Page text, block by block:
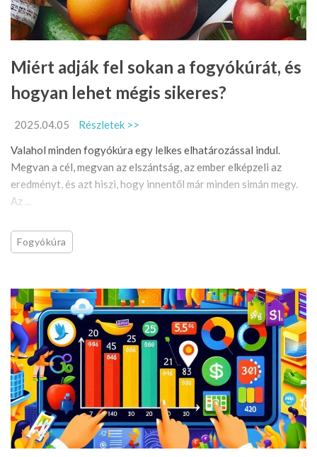
Miért adják fel sokan a fogyókúrát, és
hogyan lehet mégis sikeres?
2025.04.05
Részletek >>
Valahol minden fogyókúra egy lelkes elhatározással indul.
Megvan a cél, megvan az elszántság, az ember elképzeli az
eredményt, és azt hiszi, hogy innentől már minden simán megy.
Az ...
Fogyókúra